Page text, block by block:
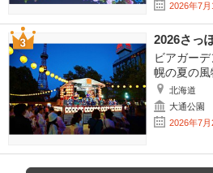
2026年7
2026さっ
ビアガー
幌の夏の風
北海道
大通公園
2026年7